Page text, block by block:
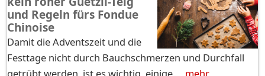
und Regeln fürs Fondue
Chinoise
Damit die Adventszeit und die
Festtage nicht durch Bauchschmerzen und Durchfall